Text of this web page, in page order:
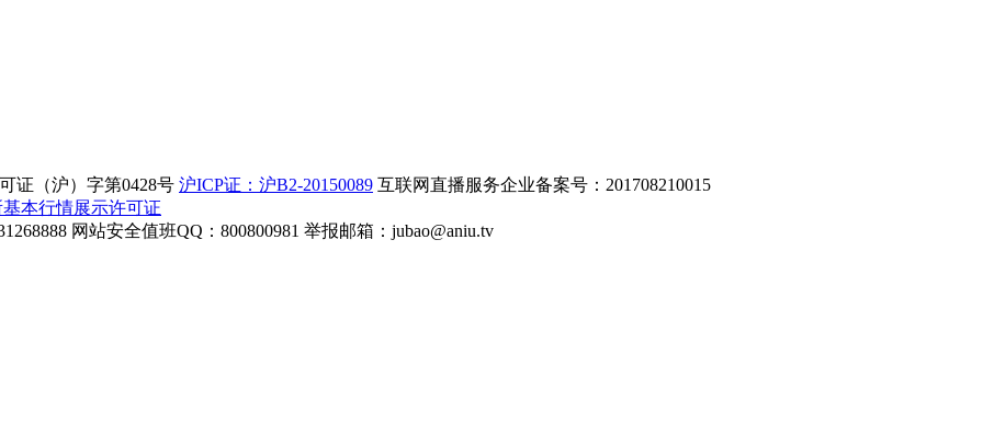
证（沪）字第0428号 沪ICP证：沪B2-20150089 互联网直播服务企业备案号：201708210015
本行情展示许可证
网站安全值班QQ：800800981 举报邮箱： jubao@aniu.tv